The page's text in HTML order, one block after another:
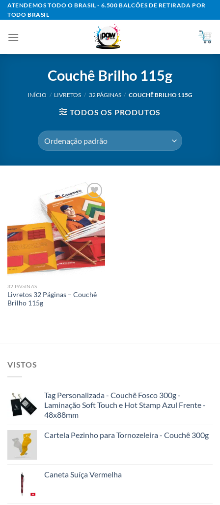
Skip
to
ATENDEMOS TODO O BRASIL - 6.500 BALCÕES DE RETIRADA POR
TODO BRASIL
Couchê Brilho 115g
INÍCIO / LIVRETOS / 32 PÁGINAS / COUCHÊ BRILHO 115G
TODOS OS PRODUTOS
Add to
wishlist
32 PÁGINAS
Livretos 32 Páginas – Couchê
Brilho 115g
VISTOS
Tag Personalizada - Couchê Fosco 300g -
Laminação Soft Touch e Hot Stamp Azul Frente -
48x88mm
Cartela Pezinho para Tornozeleira - Couchê 300g
Caneta Suíça Vermelha